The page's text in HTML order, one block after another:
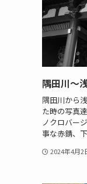
隅田川～
隅田川から
た時の写真
ノクロバー
事な赤錆、
2024年4月2